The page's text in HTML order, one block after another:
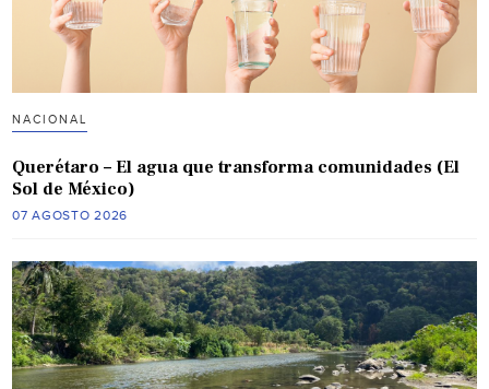
NACIONAL
Querétaro – El agua que transforma comunidades (El
Sol de México)
07 AGOSTO 2026